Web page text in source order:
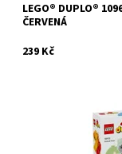
LEGO® DUPLO®
ČERVENÁ
239 Kč
Vláček z řady
motorické